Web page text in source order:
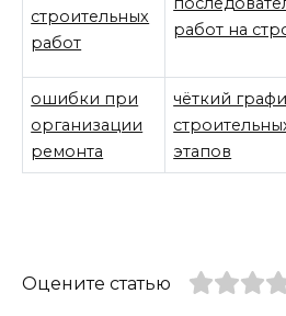
строительных
работ
работ на
ошибки при
организации
ремонта
чёткий
этапов
Оцените статью